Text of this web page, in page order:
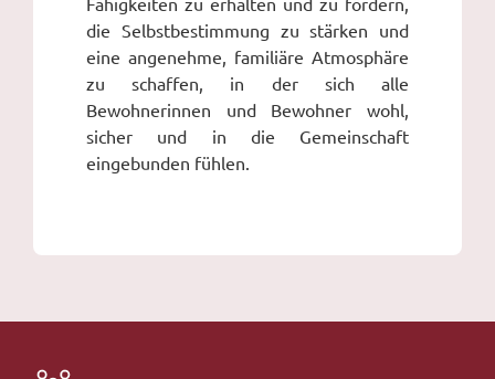
die Selbstbestimmung zu stärken und
eine angenehme, familiäre Atmosphäre
zu schaffen, in der sich alle
Bewohnerinnen und Bewohner wohl,
sicher und in die Gemeinschaft
eingebunden fühlen.